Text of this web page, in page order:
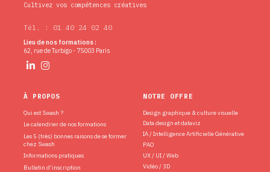
Cultivez vos compétences créatives
Tél. : 01 40 24 02 40
Lieu de nos formations :
62, rue de Turbigo - 75003 Paris
À PROPOS
Qui est Swash ?
Le calendrier de nos formations
Les 5 (très) bonnes raisons de se former
chez Swash
Informations pratiques
Bulletin d’inscription
NOTRE OFFRE
Design graphique & culture visuelle
Data design et dataviz
IA / Intelligence Artificielle Générative
PAO
UX / UI / Web
Vidéo / 3D